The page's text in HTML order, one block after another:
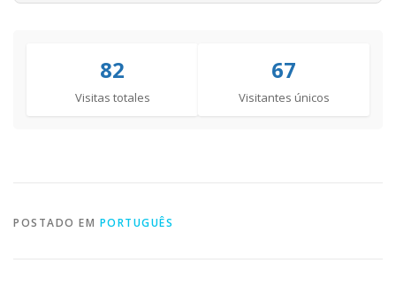
82
Visitas totales
67
Visitantes únicos
POSTADO EM PORTUGUÊS